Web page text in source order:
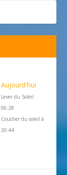
Aujourd'hui
Lever du Soleil
06:28
Coucher du soleil à
20:44